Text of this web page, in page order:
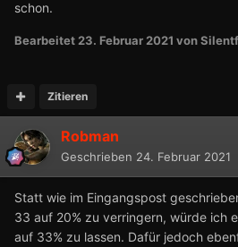
schon.
Bearbeitet 23. Februar 2021 von
Zitieren
Robman
Geschrieben 24. Februar 2021
Statt wie im Eingangspost
33 auf 20% zu verringern, würde ich
auf 33% zu lassen. Dafür jedoch